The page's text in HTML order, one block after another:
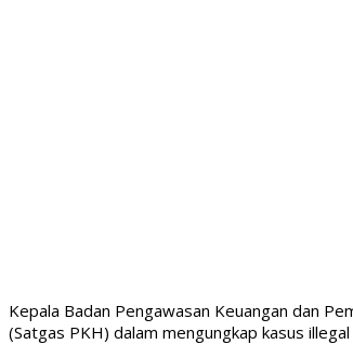
Kepala Badan Pengawasan Keuangan dan
(Satgas PKH) dalam mengungkap kasus